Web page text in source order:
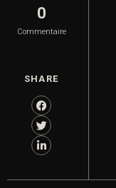
0
Commentaire
SHARE